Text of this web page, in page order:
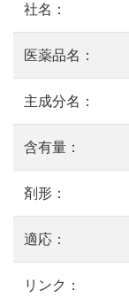
社名：
医薬品名：
主成分名：
含有量：
剤形：
適応：
リンク：